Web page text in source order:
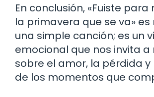
En conclusión, «Fuiste
la primavera que se va»
una simple canción; es un
emocional que nos invita a
sobre el amor, la pérdida y
de los momentos que